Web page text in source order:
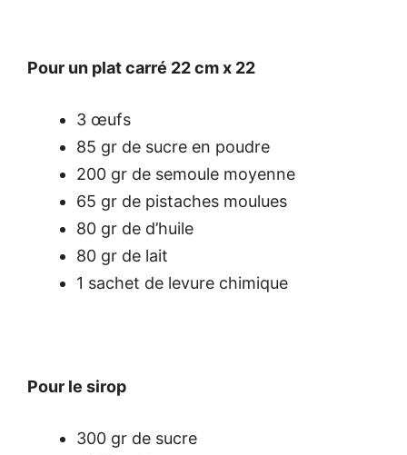
Pour un plat carré 22 cm x 22
3 œufs
85 gr de sucre en poudre
200 gr de semoule moyenne
65 gr de pistaches moulues
80 gr de d’huile
80 gr de lait
1 sachet de levure chimique
Pour le sirop
300 gr de sucre